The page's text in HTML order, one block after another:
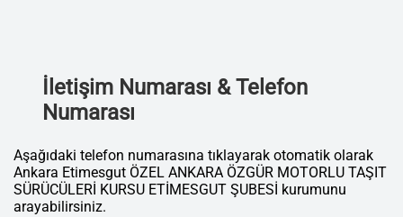
İletişim Numarası & Telefon
Numarası
Aşağıdaki telefon numarasına tıklayarak otomatik olarak
Ankara Etimesgut ÖZEL ANKARA ÖZGÜR MOTORLU TAŞIT
SÜRÜCÜLERİ KURSU ETİMESGUT ŞUBESİ kurumunu
arayabilirsiniz.